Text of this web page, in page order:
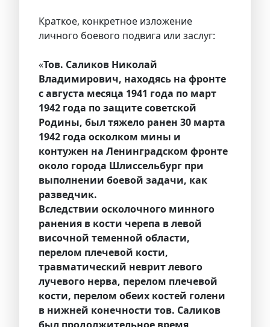
Краткое, конкретное изложение
личного боевого подвига или заслуг:
«Тов. Саликов Николай
Владимирович, находясь на фронте
с августа месяца 1941 года по март
1942 года по защите советской
Родины, был тяжело ранен 30 марта
1942 года осколком мины и
контужен на Ленинградском фронте
около города Шлиссельбург при
выполнении боевой задачи, как
разведчик.
Вследствии осколочного минного
ранения в кости черепа в левой
височной теменной области,
перелом плечевой кости,
травматический неврит левого
лучевого нерва, перелом плечевой
кости, перелом обеих костей голени
в нижней конечности тов. Саликов